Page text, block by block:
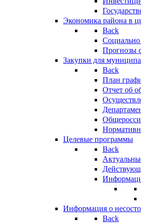
Экономика района в
Back
Социально
Прогнозы
Закупки для
Back
План
Отчет об
Целевые программы
Back
Информация о
Back